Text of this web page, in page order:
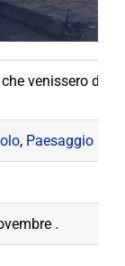
venissero
, Paesaggio
.